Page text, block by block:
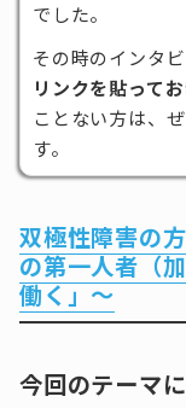
でした。
その時のインタ
リンクを貼って
ことない方は、
す。
双極性障害の
の第一人者（
働く」～
今回のテーマ